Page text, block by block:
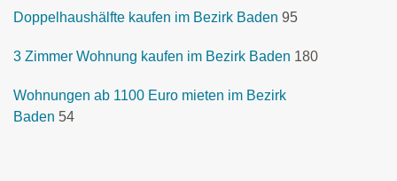
Doppelhaushälfte kaufen im Bezirk Baden 95
3 Zimmer Wohnung kaufen im Bezirk Baden 180
Wohnungen ab 1100 Euro mieten im Bezirk
Baden 54